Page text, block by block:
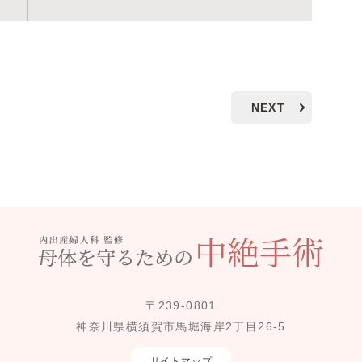
NEXT
〒239-0801
神奈川県横須賀市馬堀海岸2丁目26-5